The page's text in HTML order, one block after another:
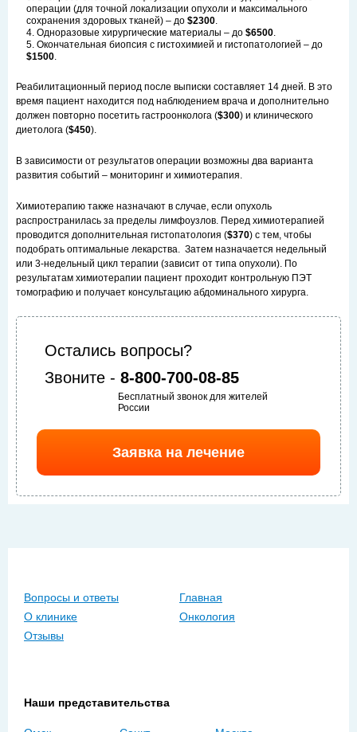
операции (для точной локализации опухоли и максимального
сохранения здоровых тканей) – до $2300.
Одноразовые хирургические материалы – до $6500.
Окончательная биопсия с гистохимией и гистопатологией – до
$1500.
Реабилитационный период после выписки составляет 14 дней. В это
время пациент находится под наблюдением врача и дополнительно
должен повторно посетить гастроонколога ($300) и клинического
диетолога ($450).
В зависимости от результатов операции возможны два варианта
развития событий – мониторинг и химиотерапия.
Химиотерапию также назначают в случае, если опухоль
распространилась за пределы лимфоузлов. Перед химиотерапией
проводится дополнительная гистопатология ($370) с тем, чтобы
подобрать оптимальные лекарства. Затем назначается недельный
или 3-недельный цикл терапии (зависит от типа опухоли). По
результатам химиотерапии пациент проходит контрольную ПЭТ
томографию и получает консультацию абдоминального хирурга.
Остались вопросы?
Звоните - 8-800-700-08-85
Бесплатный звонок для жителей
России
Заявка на лечение
Вопросы и ответы
Главная
О клинике
Онкология
Отзывы
Наши представительства